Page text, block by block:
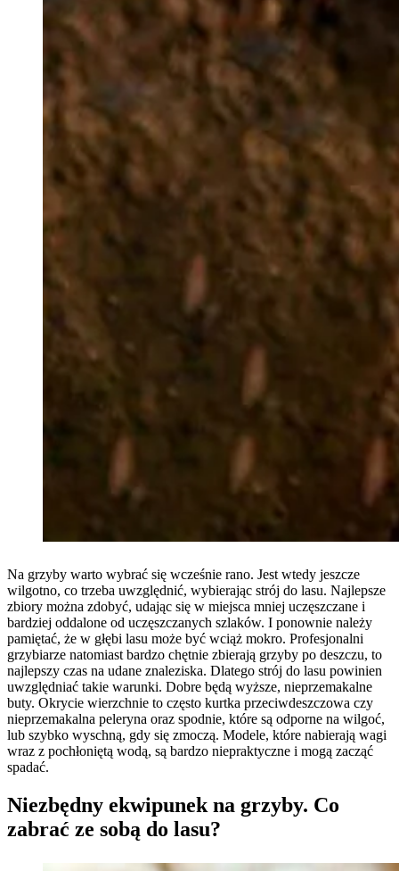
Na grzyby warto wybrać się wcześnie rano. Jest wtedy jeszcze
wilgotno, co trzeba uwzględnić, wybierając strój do lasu. Najlepsze
zbiory można zdobyć, udając się w miejsca mniej uczęszczane i
bardziej oddalone od uczęszczanych szlaków. I ponownie należy
pamiętać, że w głębi lasu może być wciąż mokro. Profesjonalni
grzybiarze natomiast bardzo chętnie zbierają grzyby po deszczu, to
najlepszy czas na udane znaleziska. Dlatego strój do lasu powinien
uwzględniać takie warunki. Dobre będą wyższe, nieprzemakalne
buty. Okrycie wierzchnie to często kurtka przeciwdeszczowa czy
nieprzemakalna peleryna oraz spodnie, które są odporne na wilgoć,
lub szybko wyschną, gdy się zmoczą. Modele, które nabierają wagi
wraz z pochłoniętą wodą, są bardzo niepraktyczne i mogą zacząć
spadać.
Niezbędny ekwipunek na grzyby. Co
zabrać ze sobą do lasu?